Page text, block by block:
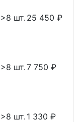
>8 шт. 25 450 ₽
>8 шт.7 750 ₽
>8 шт. 1 330 ₽